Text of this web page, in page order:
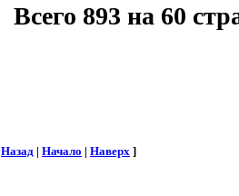
Всего 893 на 60
Назад | Начало | Наверх ]